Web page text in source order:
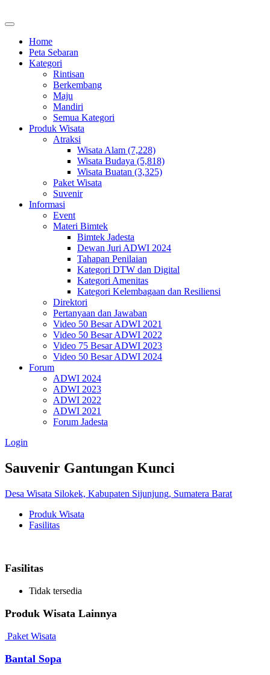
Home
Peta Sebaran
Kategori
Rintisan
Berkembang
Maju
Mandiri
Semua Kategori
Produk Wisata
Atraksi
Wisata Alam (7,228)
Wisata Budaya (5,818)
Wisata Buatan (3,325)
Paket Wisata
Suvenir
Informasi
Event
Materi Bimtek
Bimtek Jadesta
Dewan Juri ADWI 2024
Tahapan Penilaian
Kategori DTW dan Digital
Kategori Amenitas
Kategori Kelembagaan dan Resiliensi
Direktori
Pertanyaan dan Jawaban
Video 50 Besar ADWI 2021
Video 50 Besar ADWI 2022
Video 75 Besar ADWI 2023
Video 50 Besar ADWI 2024
Forum
ADWI 2024
ADWI 2023
ADWI 2022
ADWI 2021
Forum Jadesta
Login
Sauvenir Gantungan Kunci
Desa Wisata Silokek, Kabupaten Sijunjung, Sumatera Barat
Produk Wisata
Fasilitas
Fasilitas
Tidak tersedia
Produk Wisata Lainnya
Paket Wisata
Bantal Sopa